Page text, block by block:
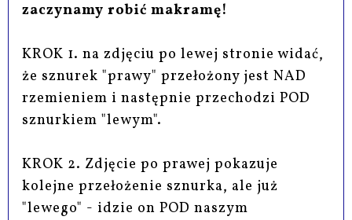
zaczynamy robić makramę!
KROK 1. na zdjęciu po lewej stronie widać,
że sznurek "prawy" przełożony jest NAD
rzemieniem i następnie przechodzi POD
sznurkiem "lewym".
KROK 2. Zdjęcie po prawej pokazuje
kolejne przełożenie sznurka, ale już
"lewego" - idzie on POD naszym